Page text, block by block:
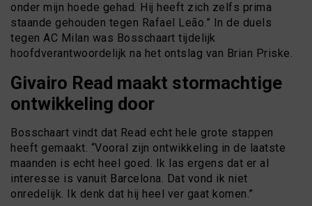
onder mijn hoede gehad. Hij heeft zich zelfs prima
staande gehouden tegen Rafael Leão.” In de duels
tegen AC Milan was Bosschaart tijdelijk
hoofdverantwoordelijk na het ontslag van Brian Priske.
Givairo Read maakt stormachtige
ontwikkeling door
Bosschaart vindt dat Read echt hele grote stappen
heeft gemaakt. “Vooral zijn ontwikkeling in de laatste
maanden is echt heel goed. Ik las ergens dat er al
interesse is vanuit Barcelona. Dat vond ik niet
onredelijk. Ik denk dat hij heel ver gaat komen.”